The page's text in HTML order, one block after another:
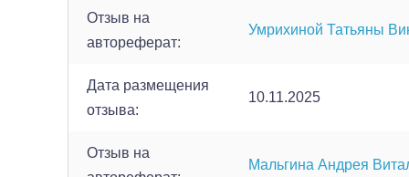
Отзыв на
автореферат:
Умрихиной Татьяны
Дата размещения
отзыва:
10.11.2025
Отзыв на
Мальгина Андрея